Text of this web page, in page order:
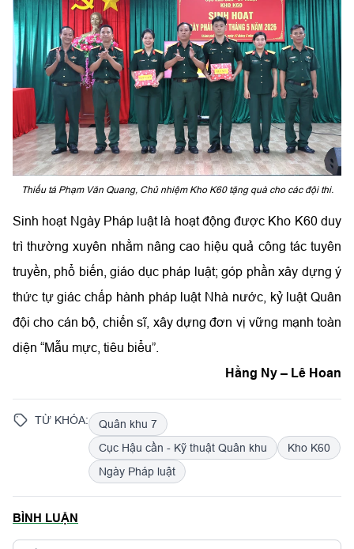
Thiếu tá Phạm Văn Quang, Chủ nhiệm Kho K60 tặng quà cho các đội thi.
Sinh hoạt Ngày Pháp luật là hoạt động được Kho K60 duy
trì thường xuyên nhằm nâng cao hiệu quả công tác tuyên
truyền, phổ biến, giáo dục pháp luật; góp phần xây dựng ý
thức tự giác chấp hành pháp luật Nhà nước, kỷ luật Quân
đội cho cán bộ, chiến sĩ, xây dựng đơn vị vững mạnh toàn
diện “Mẫu mực, tiêu biểu”.
Hằng Ny – Lê Hoan
TỪ KHÓA:
Quân khu 7
Cục Hậu cần - Kỹ thuật Quân khu
Kho K60
Ngày Pháp luật
BÌNH LUẬN